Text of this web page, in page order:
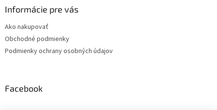
Informácie pre vás
Ako nakupovať
Obchodné podmienky
Podmienky ochrany osobných údajov
Facebook